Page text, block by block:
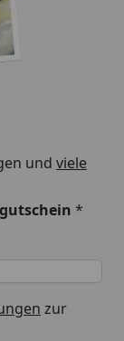
und viele
*
zur